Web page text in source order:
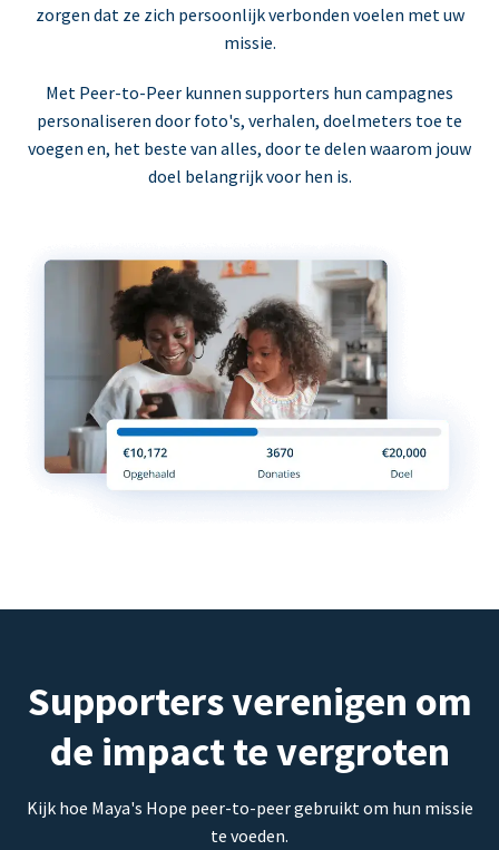
zorgen dat ze zich persoonlijk verbonden voelen met uw
missie.
Met Peer-to-Peer kunnen supporters hun campagnes
personaliseren door foto's, verhalen, doelmeters toe te
voegen en, het beste van alles, door te delen waarom jouw
doel belangrijk voor hen is.
Supporters verenigen om
de impact te vergroten
Kijk hoe Maya's Hope peer-to-peer gebruikt om hun missie
te voeden.